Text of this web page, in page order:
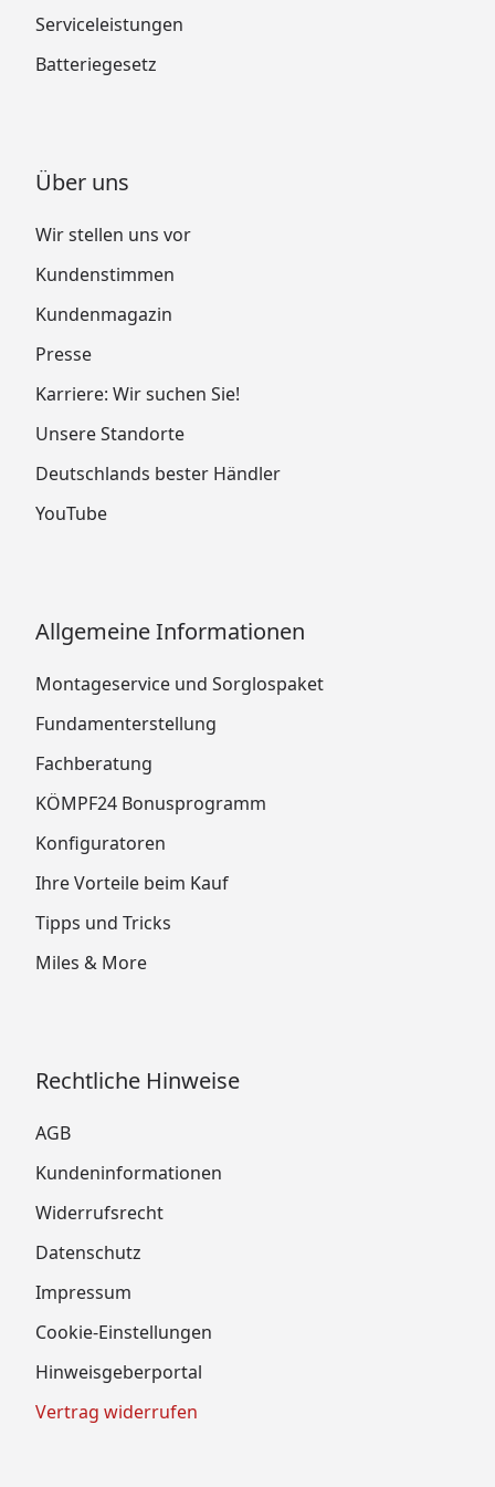
Serviceleistungen
Batteriegesetz
Über uns
Wir stellen uns vor
Kundenstimmen
Kundenmagazin
Presse
Karriere: Wir suchen Sie!
Unsere Standorte
Deutschlands bester Händler
YouTube
Allgemeine Informationen
Montageservice und Sorglospaket
Fundamenterstellung
Fachberatung
KÖMPF24 Bonusprogramm
Konfiguratoren
Ihre Vorteile beim Kauf
Tipps und Tricks
Miles & More
Rechtliche Hinweise
AGB
Kundeninformationen
Widerrufsrecht
Datenschutz
Impressum
Cookie-Einstellungen
Hinweisgeberportal
Vertrag widerrufen